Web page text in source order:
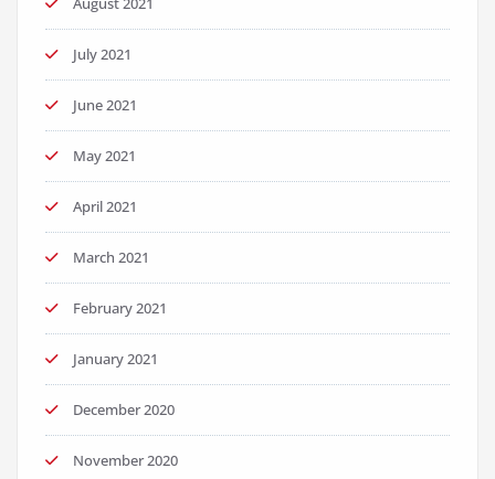
July 2021
June 2021
May 2021
April 2021
March 2021
February 2021
January 2021
December 2020
November 2020